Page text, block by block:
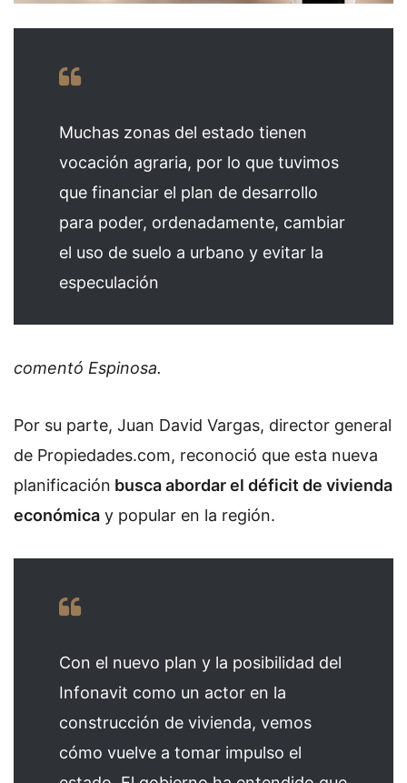
Muchas zonas del estado tienen
vocación agraria, por lo que tuvimos
que financiar el plan de desarrollo
para poder, ordenadamente, cambiar
el uso de suelo a urbano y evitar la
especulación
comentó Espinosa.
Por su parte, Juan David Vargas, director general
de Propiedades.com, reconoció que esta nueva
planificación busca abordar el déficit de vivienda
económica y popular en la región.
Con el nuevo plan y la posibilidad del
Infonavit como un actor en la
construcción de vivienda, vemos
cómo vuelve a tomar impulso el